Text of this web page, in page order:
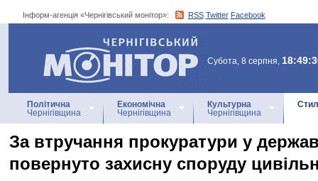
Інформ-агенція «Чернігівський монітор»: RSS Twitter Facebook
Інформ-агенція
«Чернігівський монітор»
Субота, 8 серпня,
Політична
Чернігівщина
Економічна
Чернігівщина
Культурна
Чернігівщина
За втручання прокуратури у
повернуто захисну споруду